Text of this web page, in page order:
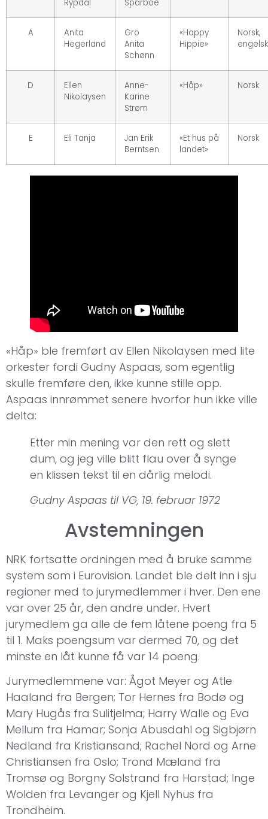
Rypdal
Sparboe
A
Anita
Hegerland
Gro
Anita
Schønn
«Happy
Hippie»
Norsk,
engelsk
D
Ellen
Nikolaysen
Anne-
Karine
Strøm
«Håp» Norsk
E Eli Tanja
Jan Erik
Berntsen
«Et hus på
landet»
Norsk
«Håp» ble fremført av Ellen Nikolaysen med lite
orkester fordi Gudny Aspaas, som egentlig
skulle fremføre den, ikke kunne stille opp.
Aspaas innrømmet senere hvorfor hun ikke ville
delta:
Etter min mening var den rett og slett
dum, og jeg ville blitt flau over å synge
en klissen tekst til en dårlig melodi.
Gudny Aspaas til VG, 19. februar 1972
Avstemningen
NRK fortsatte ordningen med å bruke samme
system som i Eurovision. Landet ble delt inn i sju
regioner med to jurymedlemmer i hver. Den ene
var over 25 år, den andre under. Hvert
jurymedlem ga alle de fem låtene poeng fra 5
til 1. Maks poengsum var dermed 70, og det
minste en låt kunne få var 14 poeng.
Jurymedlemmene var: Ågot Meyer og Atle
Haaland fra Bergen; Tor Hernes fra Bodø og
Mary Hugås fra Sulitjelma; Harry Walle og Eva
Mellum fra Hamar; Sonja Abusdahl og Sigbjørn
Nedland fra Kristiansand; Rachel Nord og Arne
Christiansen fra Oslo; Trond Mæland fra
Tromsø og Borgny Solstrand fra Harstad; Inge
Wolden fra Levanger og Kjell Nyhus fra
Trondheim.